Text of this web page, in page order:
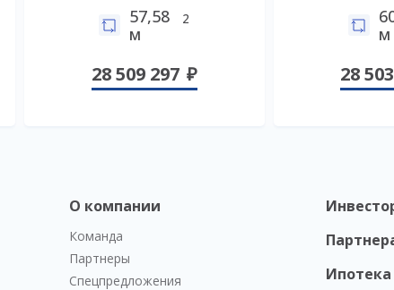
57,58
м
2
28 509 297
м
28
О компании
Команда
Партнеры
Спецпредложения
Ипотека